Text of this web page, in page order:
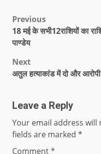
Previous
18 मई के सभी12राशियों का
पाण्डेय
Next
अतुल हत्याकांड में दो और आरोपी
Leave a Reply
Your email address will
fields are marked *
Comment*